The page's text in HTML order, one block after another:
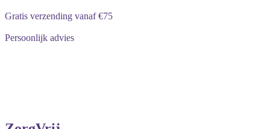
Gratis verzending vanaf €75
Persoonlijk advies